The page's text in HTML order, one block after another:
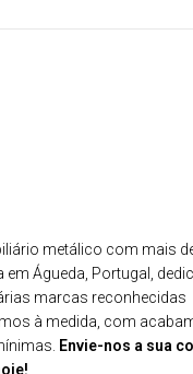
metálico com mais
em Águeda, Portugal,
marcas reconhecidas
à medida, com
Envie-nos a sua